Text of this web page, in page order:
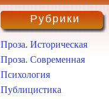
Рубрики
Проза. Историческая
Проза. Современная
Психология
Публицистика